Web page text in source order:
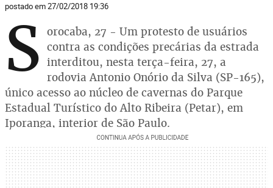
postado em 27/02/2018 19:36
S orocaba, 27 - Um protesto de usuários
contra as condições precárias da estrada
interditou, nesta terça-feira, 27, a
rodovia Antonio Onório da Silva (SP-165),
único acesso ao núcleo de cavernas do Parque
Estadual Turístico do Alto Ribeira (Petar), em
Iporanga, interior de São Paulo.